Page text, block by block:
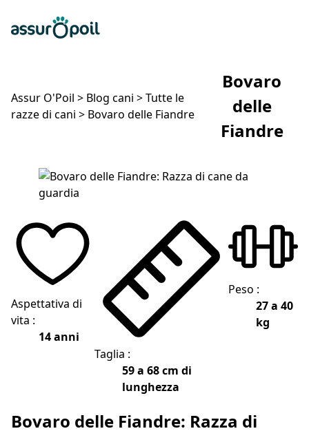
Assur O'Poil
Assur O'Poil > Blog cani >Tutte le
razze di cani > Bovaro delle Fiandre
Bovaro
delle
Fiandre
Bovaro delle Fiandre
Aspettativa di
vita :
14 anni
Taglia :
59 a 68 cm di
lunghezza
Peso :
27 a 40
kg
Bovaro delle Fiandre: Razza di